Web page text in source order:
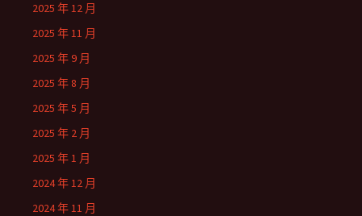
2025 年 12 月
2025 年 11 月
2025 年 9 月
2025 年 8 月
2025 年 5 月
2025 年 2 月
2025 年 1 月
2024 年 12 月
2024 年 11 月